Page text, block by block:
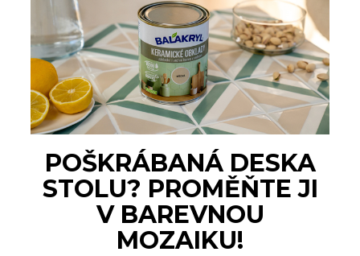
POŠKRÁBANÁ DESKA
STOLU? PROMĚŇTE JI
V BAREVNOU
MOZAIKU!